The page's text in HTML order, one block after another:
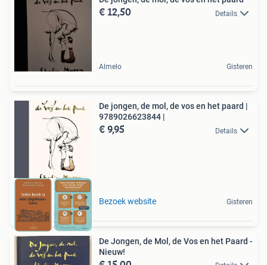
€ 12,50 Details
Almelo Gisteren
De jongen, de mol, de vos en het paard |
9789026623844 |
€ 9,95 Details
Bezoek website Gisteren
De Jongen, de Mol, de Vos en het Paard -
Nieuw!